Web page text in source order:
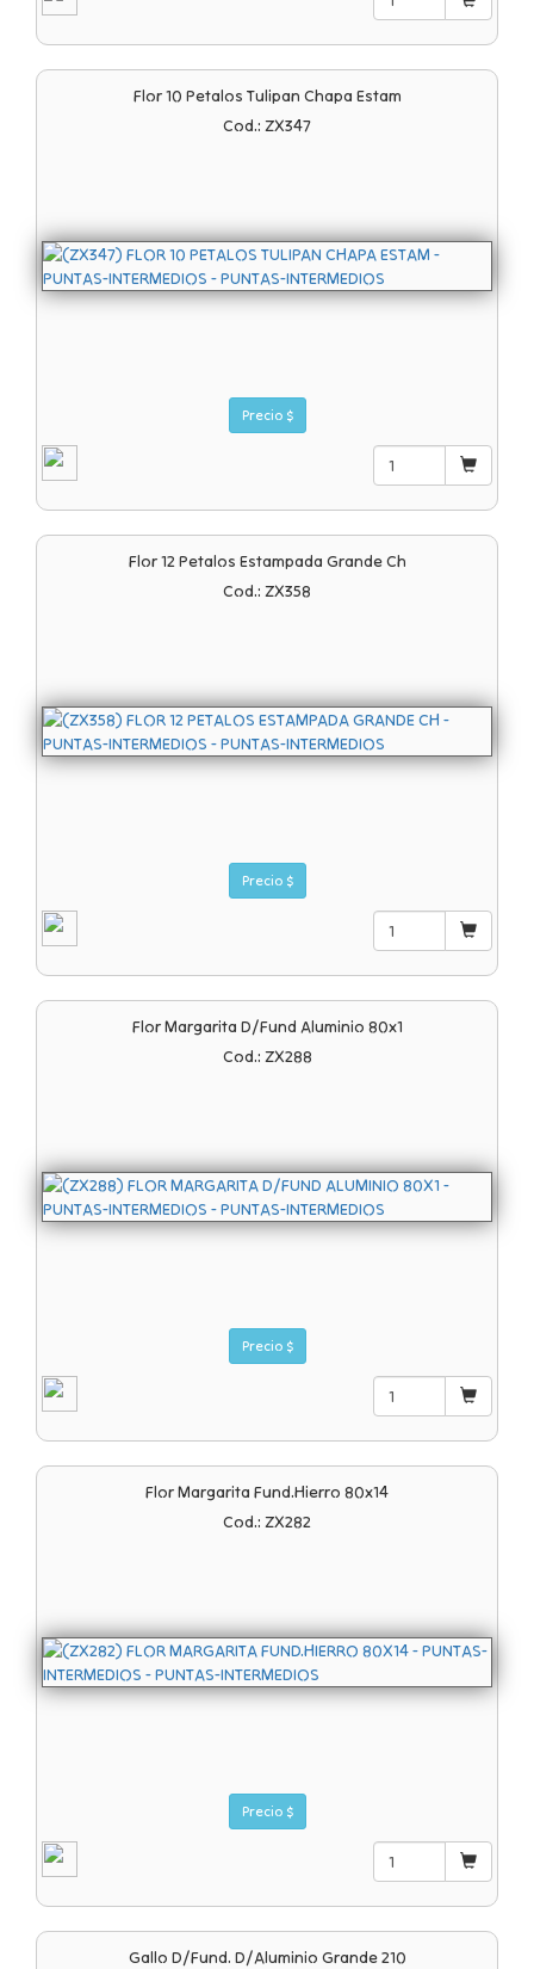
Flor 10 Petalos Tulipan Chapa Estam
Cod.: ZX347
Precio $
Flor 12 Petalos Estampada Grande Ch
Cod.: ZX358
Precio $
Flor Margarita D/fund Aluminio 80x1
Cod.: ZX288
Precio $
Flor Margarita Fund.hierro 80x14
Cod.: ZX282
Precio $
Gallo D/fund. D/aluminio Grande 210